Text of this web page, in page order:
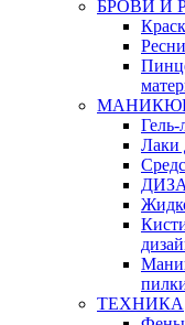
БРОВИ И
Лаки
ТЕХНИКА